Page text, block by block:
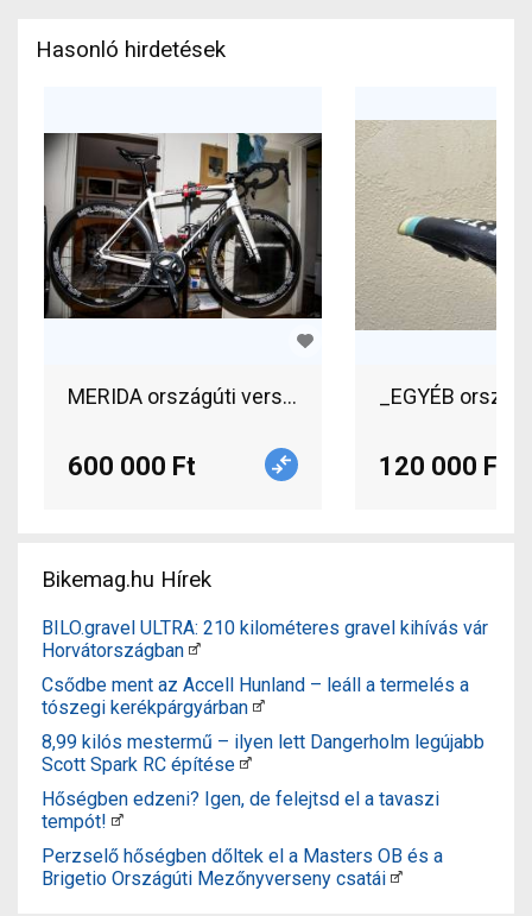
Hasonló hirdetések
MERIDA országúti verseny kerékpár Országúti
600 000 Ft
_EGYÉB
120 000 Ft
Bikemag.hu Hírek
BILO.gravel ULTRA: 210 kilométeres gravel kihívás vár
Horvátországban
Csődbe ment az Accell Hunland – leáll a termelés a
tószegi kerékpárgyárban
8,99 kilós mestermű – ilyen lett Dangerholm legújabb
Scott Spark RC építése
Hőségben edzeni? Igen, de felejtsd el a tavaszi
tempót!
Perzselő hőségben dőltek el a Masters OB és a
Brigetio Országúti Mezőnyverseny csatái